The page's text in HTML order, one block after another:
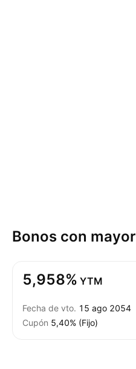
Bonos con mayor
5,958% YTM
Fecha de vto. 15 ago 2054
Cupón 5,40% (Fijo)